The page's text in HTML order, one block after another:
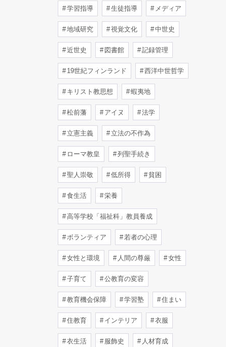
学習指導 生徒指導 メディア
地域研究 視覚文化 中世史
近世史 図書館 記録管理
19世紀フィンランド 西洋中世哲学
キリスト教思想 蝦夷地
松前藩 アイヌ 法学
立憲主義 立法の不作為
ローマ教皇 列聖手続き
聖人崇敬 低所得 貧困
食生活 栄養
高等学校「福祉科」教員養成
ボランティア 若者の心理
女性と環境 人間の尊厳 女性
子育て 公教育の変容
教育機会保障 学習塾 住まい
住教育 インテリア 衣服
衣生活 服飾史 人材育成